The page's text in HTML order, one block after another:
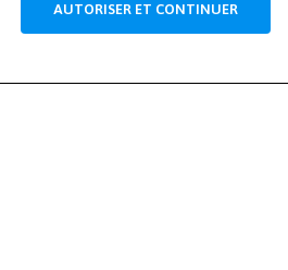
AUTORISER ET CONTINUER